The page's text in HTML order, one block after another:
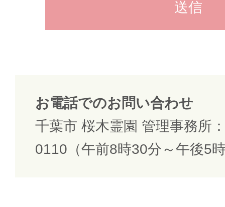
お電話でのお問い合わせ
千葉市 桜木霊園 管理事務所
0110（午前8時30分～午後5